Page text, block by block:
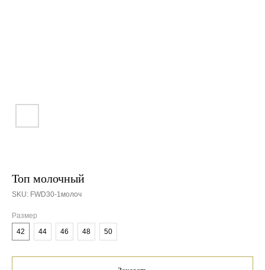
Топ молочный
SKU: FWD30-1молоч
Размер
42
44 46 48 50